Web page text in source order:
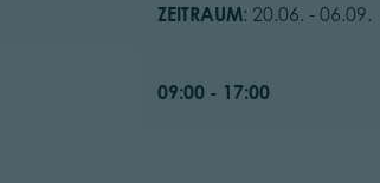
ZEITRAUM: 20.06. - 06.09.
09:00 - 17:00